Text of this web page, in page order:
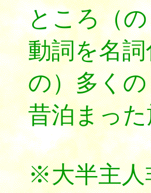
ところ（
動詞を名
の）多く
昔泊まっ
※大半主人